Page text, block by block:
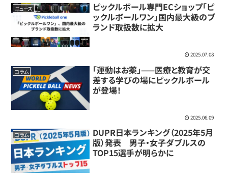
ニュース
ピックルボール専門ECショップ「ピ
ックルボールワン」国内最大級のブ
ランド取扱数に拡大
2025.07.08
コラム
「運動はお薬」——医療と教育が交
差する学びの場にピックルボール
が登場！
2025.06.09
コラム
DUPR日本ランキング（2025年5月
版）発表 男子・女子ダブルスの
TOP15選手が明らかに